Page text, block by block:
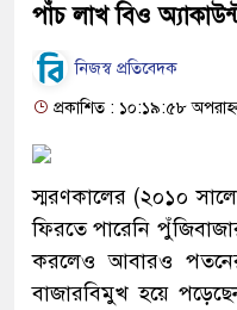
পাঁচ লাখ বিও
নিজস্ব প্রতিবেদক
প্রকাশিত : ১০:১৯:৫৮
স্মরণকালের (২০১০
ফিরতে পারেনি
করলেও আবারও পতনের
বাজারবিমুখ হয়ে